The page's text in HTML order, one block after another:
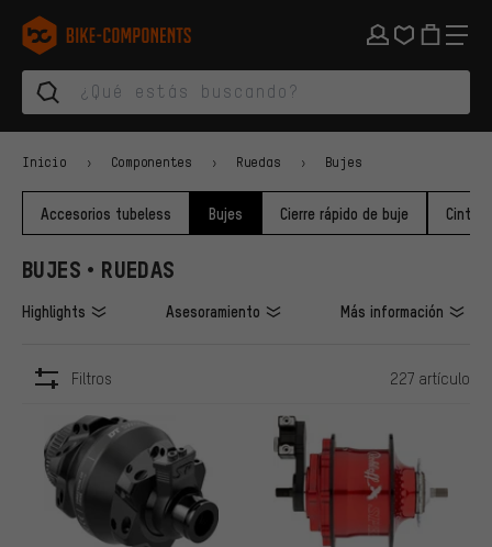
Saltar a la navegación principal
Saltar a la navegación de categorías
Saltar al contenido
Saltar a marcas y al boletín
Saltar al pie de página
bike-components.de Página de inicio
Inicio Componentes Ruedas Bujes
Accesorios tubeless Bujes Cierre rápido de buje Cinta
BUJES • RUEDAS
Highlights Asesoramiento Más información
Filtros 227 artículo
ARTÍCULOS